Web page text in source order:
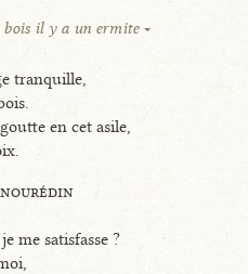
bois il y a un ermite
tranquille,
en cet asile,
nourédin
me satisfasse ?